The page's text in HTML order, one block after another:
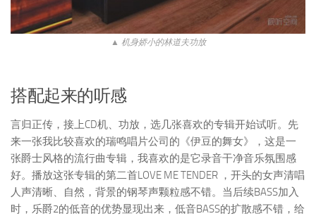
▲ 机身娇小的林道夫功放
搭配起来的听感
言归正传，接上CD机、功放，选几张喜欢的专辑开始试听。先
来一张我比较喜欢的瑞鸣唱片公司的《伊豆的舞女》，这是一
张爵士风格的流行曲专辑，我喜欢的是它录音干净音乐氛围感
好。播放这张专辑的第二首LOVE ME TENDER ，开头的女声清唱
人声清晰、自然，背景的钢琴声颗粒感不错。当后续BASS加入
时，乐爵2的低音的优势显现出来，低音BASS的扩散感不错，给